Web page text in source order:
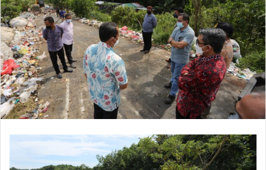
e
m
a
i
l